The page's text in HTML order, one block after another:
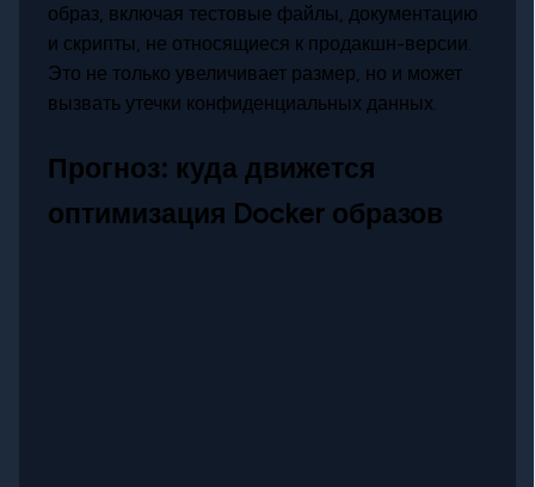
образ, включая тестовые файлы, документацию
и скрипты, не относящиеся к продакшн-версии.
Это не только увеличивает размер, но и может
вызвать утечки конфиденциальных данных.
Прогноз: куда движется
оптимизация Docker образов